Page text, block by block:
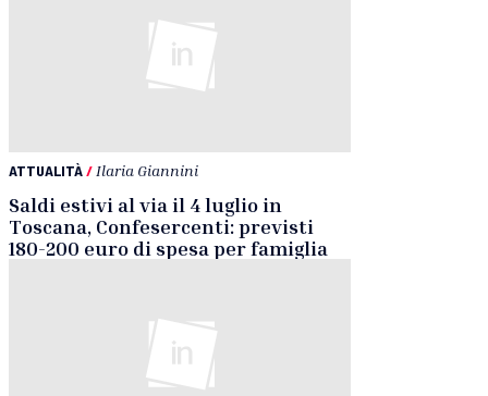
ATTUALITÀ/ Ilaria Giannini
Saldi estivi al via il 4 luglio in
Toscana, Confesercenti: previsti
180-200 euro di spesa per famiglia